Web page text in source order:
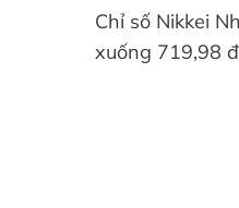
Chỉ số Nikkei
xuống 719,98